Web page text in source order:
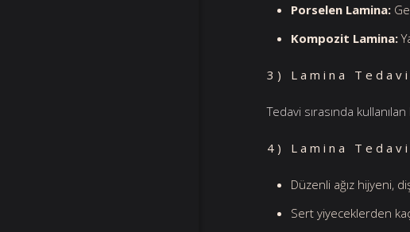
Porselen Lamina:
Kompozit Lamina:
3) Lamina
Tedavi sırasında
4) Lamina
Düzenli ağız hijyeni,
Sert yiyeceklerden